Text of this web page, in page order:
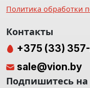
Политика обработки
Контакты
+375 (33)
sale@vion.by
Подпишитесь на